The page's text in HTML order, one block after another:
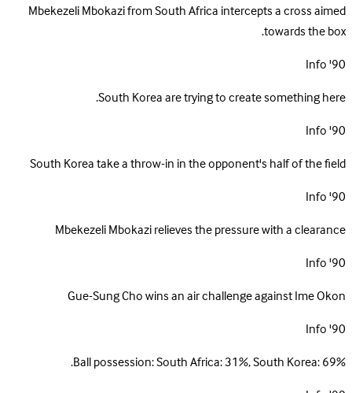
Mbekezeli Mbokazi from South Africa intercepts a cross aimed
towards the box.
90'
Info
South Korea are trying to create something here.
90'
Info
South Korea take a throw-in in the opponent's half of the field
90'
Info
Mbekezeli Mbokazi relieves the pressure with a clearance
90'
Info
Gue-Sung Cho wins an air challenge against Ime Okon
90'
Info
Ball possession: South Africa: 31%, South Korea: 69%.